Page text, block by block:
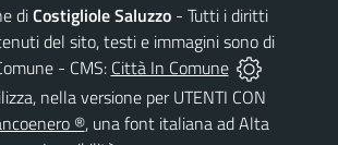
diCostigliole Saluzzo - Tutti i diritti
del sito, testi e immagini sono di
- CMS: Città In Comune
nella versione per UTENTI CON
®, una font italiana ad Alta